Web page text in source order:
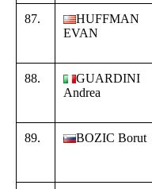
87.
HUFFMAN
EVAN
88.
GUARDINI
Andrea
89. BOZIC Borut